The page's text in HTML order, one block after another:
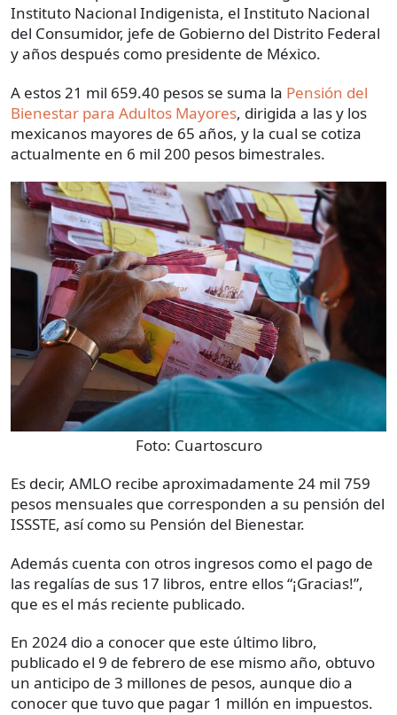
Instituto Nacional Indigenista, el Instituto Nacional
del Consumidor, jefe de Gobierno del Distrito Federal
y años después como presidente de México.
A estos 21 mil 659.40 pesos se suma la Pensión del
Bienestar para Adultos Mayores, dirigida a las y los
mexicanos mayores de 65 años, y la cual se cotiza
actualmente en 6 mil 200 pesos bimestrales.
Foto: Cuartoscuro
Es decir, AMLO recibe aproximadamente 24 mil 759
pesos mensuales que corresponden a su pensión del
ISSSTE, así como su Pensión del Bienestar.
Además cuenta con otros ingresos como el pago de
las regalías de sus 17 libros, entre ellos “¡Gracias!”,
que es el más reciente publicado.
En 2024 dio a conocer que este último libro,
publicado el 9 de febrero de ese mismo año, obtuvo
un anticipo de 3 millones de pesos, aunque dio a
conocer que tuvo que pagar 1 millón en impuestos.